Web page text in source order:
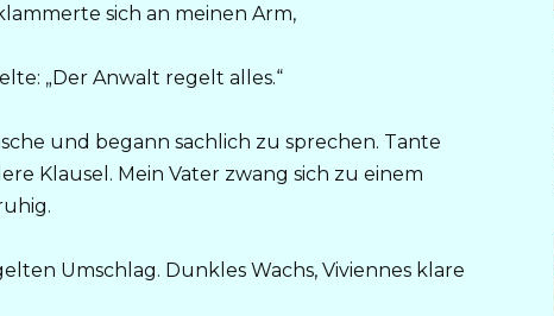
sich an meinen Arm,
„Der Anwalt regelt alles.“
und begann sachlich zu sprechen. Tante
Klausel. Mein Vater zwang sich zu einem
Umschlag. Dunkles Wachs, Viviennes klare